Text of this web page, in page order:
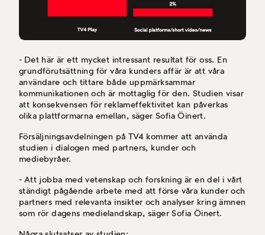
- Det här är ett mycket intressant resultat för oss. En
grundförutsättning för våra kunders affär är att våra
användare och tittare både uppmärksammar
kommunikationen och är mottaglig för den. Studien visar
att konsekvensen för reklameffektivitet kan påverkas
olika plattformarna emellan, säger Sofia Öinert.
Försäljningsavdelningen på TV4 kommer att använda
studien i dialogen med partners, kunder och
mediebyråer.
- Att jobba med vetenskap och forskning är en del i vårt
ständigt pågående arbete med att förse våra kunder och
partners med relevanta insikter och analyser kring ämnen
som rör dagens medielandskap, säger Sofia Öinert.